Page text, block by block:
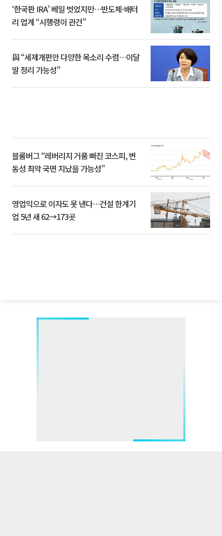
‘한국판 IRA’ 베일 벗었지만…반도체·배터
리 업계 “시행령이 관건”
與 “세제개편안 다양한 목소리 수렴…이달
말 정리 가능성”
블룸버그 “레버리지 거품 빠진 코스피, 변
동성 최악 국면 지났을 가능성”
영업익으로 이자도 못 낸다…건설 한계기
업 5년 새 62→173곳